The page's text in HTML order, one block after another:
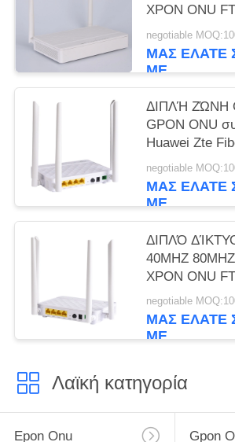
XPON ONU
negotiable
ΜΑΣ ΕΛΆΤΕ
ΜΕ
ΔΙΠΛΉ ΖΏΝΗ
GPON ONU
Huawei Zte
negotiable
ΜΑΣ ΕΛΆΤΕ
ΜΕ
ΔΙΠΛΌ
40MHZ
XPON ONU
negotiable
ΜΑΣ ΕΛΆΤΕ
ΜΕ
Λαϊκή κατηγορία
Epon Onu Gpon